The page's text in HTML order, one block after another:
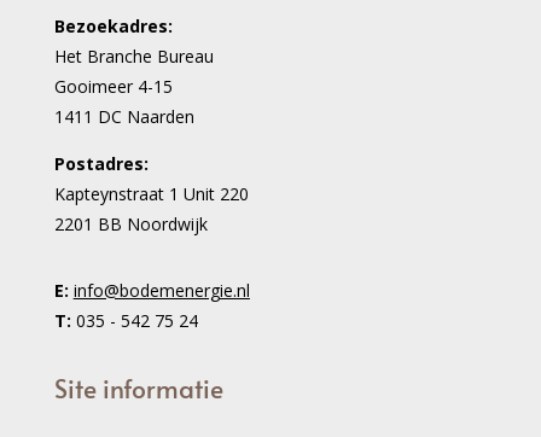
Bezoekadres:
Het Branche Bureau
Gooimeer 4-15
1411 DC Naarden
Postadres:
Kapteynstraat 1 Unit 220
2201 BB Noordwijk
E: info@bodemenergie.nl
T: 035 - 542 75 24
Site informatie